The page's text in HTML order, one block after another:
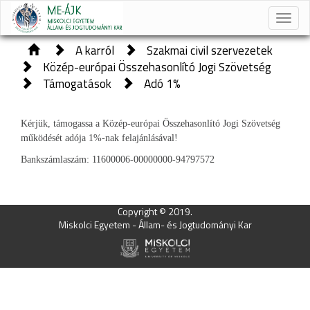
Toggle
A karról
Szakmai civil szervezetek
Közép-európai Összehasonlító Jogi Szövetség
Támogatások
Adó 1%
Kérjük, támogassa a Közép-európai Összehasonlító Jogi Szövetség
működését adója 1%-nak felajánlásával!
Bankszámlaszám: 11600006-00000000-94797572
Copyright © 2019.
Miskolci Egyetem - Állam- és Jogtudományi Kar